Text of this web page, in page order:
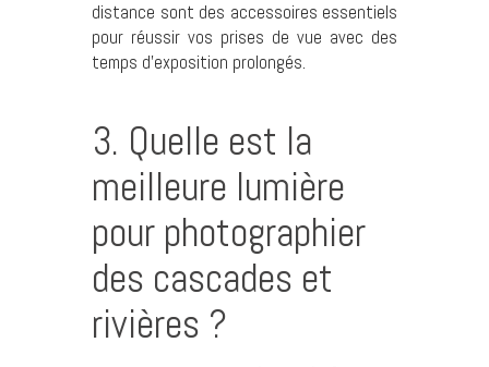
distance sont des accessoires essentiels
pour réussir vos prises de vue avec des
temps d’exposition prolongés.
3. Quelle est la
meilleure lumière
pour photographier
des cascades et
rivières ?